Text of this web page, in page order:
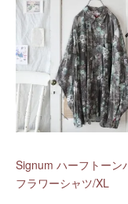
Signum ハーフトーン
フラワーシャツ/XL